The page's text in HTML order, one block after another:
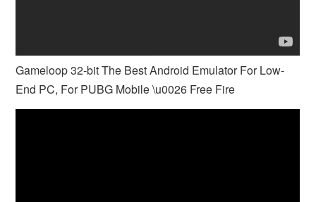
Gameloop 32-bit The Best Android Emulator For Low-
End PC, For PUBG Mobile \u0026 Free Fire